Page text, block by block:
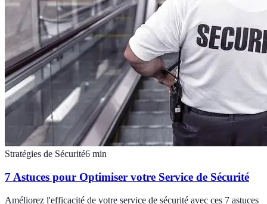
Stratégies de Sécurité6 min
7 Astuces pour Optimiser votre Service de Sécurité
Améliorez l'efficacité de votre service de sécurité avec ces 7 astuces